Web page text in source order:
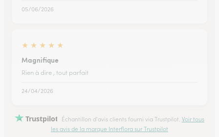
05/06/2026
★ ★ ★ ★ ★
Magnifique
Rien à dire , tout parfait
24/04/2026
Trustpilot Échantillon d'avis clients fourni via Trustpilot. Voir tous
les avis de la marque Interflora sur Trustpilot